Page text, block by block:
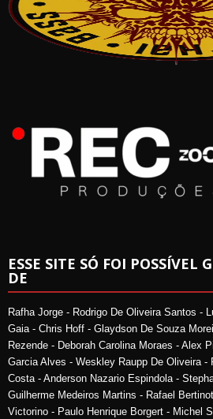
ESSE SITE SÓ FOI POSSÍVEL
DE
Rafha Jorge - Rodrigo De Oliveira Santos -
Gaia - Chris Hoff - Glaydson De Souza
Rezende - Deborah Carolina Moraes - Alex
Garcia Alves - Weskley Raupp De Oliveira
Costa - Anderson Nazario Espindola -
Guilherme Medeiros Martins - Rafael
Victorino - Paulo Henrique Borgert - Michel